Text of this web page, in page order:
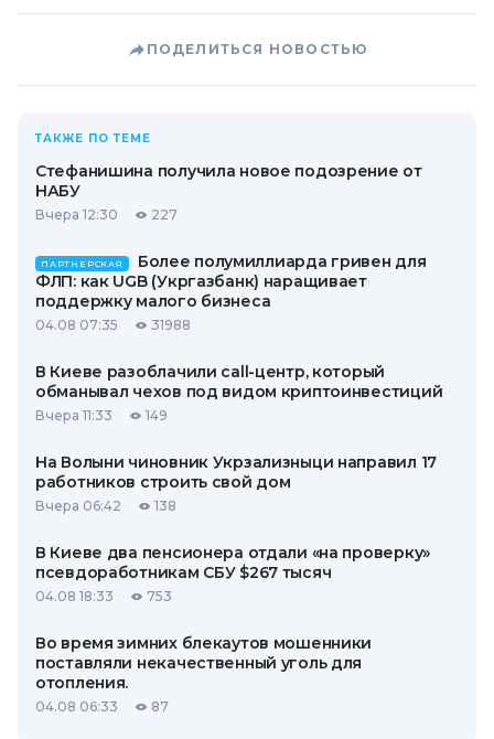
ПОДЕЛИТЬСЯ НОВОСТЬЮ
ТАКЖЕ ПО ТЕМЕ
Стефанишина получила новое подозрение от
НАБУ
Вчера 12:30 227
ПАРТНЕРСКАЯ
Более полумиллиарда гривен для
ФЛП: как UGB (Укргазбанк) наращивает
поддержку малого бизнеса
04.08 07:35 31988
В Киеве разоблачили call-центр, который
обманывал чехов под видом криптоинвестиций
Вчера 11:33 149
На Волыни чиновник Укрзализныци направил 17
работников строить свой дом
Вчера 06:42 138
В Киеве два пенсионера отдали «на проверку»
псевдоработникам СБУ $267 тысяч
04.08 18:33 753
Во время зимних блекаутов мошенники
поставляли некачественный уголь для
отопления.
04.08 06:33 87